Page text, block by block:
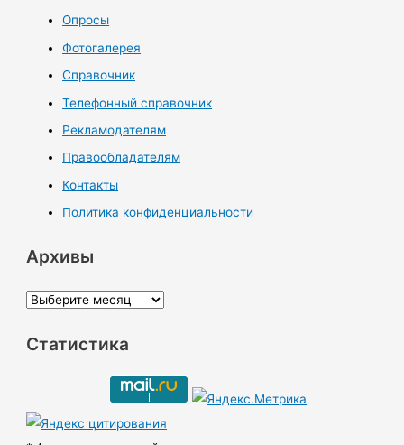
Опросы
Фотогалерея
Справочник
Телефонный справочник
Рекламодателям
Правообладателям
Контакты
Политика конфиденциальности
Архивы
А
х
ы
Статистика